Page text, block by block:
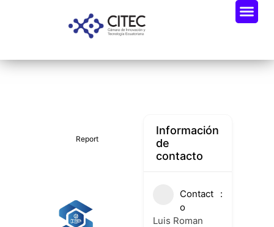
Report
Información
de
contacto
Contact
o
Luis Roman